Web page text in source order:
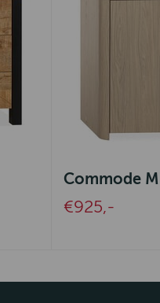
Commode
€925,-